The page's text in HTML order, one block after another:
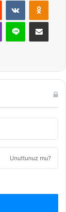
Viber Line E-Posta ile
Unuttunuz mu?